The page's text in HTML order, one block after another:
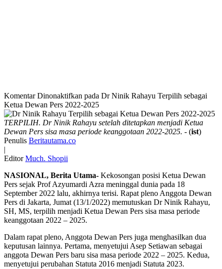
Komentar Dinonaktifkan pada Dr Ninik Rahayu Terpilih sebagai
Ketua Dewan Pers 2022-2025
TERPILIH. Dr Ninik Rahayu setelah ditetapkan menjadi Ketua
Dewan Pers sisa masa periode keanggotaan 2022-2025. - (ist)
Penulis Beritautama.co
|
Editor Much. Shopii
NASIONAL, Berita Utama- Kekosongan posisi Ketua Dewan
Pers sejak Prof Azyumardi Azra meninggal dunia pada 18
September 2022 lalu, akhirnya terisi. Rapat pleno Anggota Dewan
Pers di Jakarta, Jumat (13/1/2022) memutuskan Dr Ninik Rahayu,
SH, MS, terpilih menjadi Ketua Dewan Pers sisa masa periode
keanggotaan 2022 – 2025.
Dalam rapat pleno, Anggota Dewan Pers juga menghasilkan dua
keputusan lainnya. Pertama, menyetujui Asep Setiawan sebagai
anggota Dewan Pers baru sisa masa periode 2022 – 2025. Kedua,
menyetujui perubahan Statuta 2016 menjadi Statuta 2023.